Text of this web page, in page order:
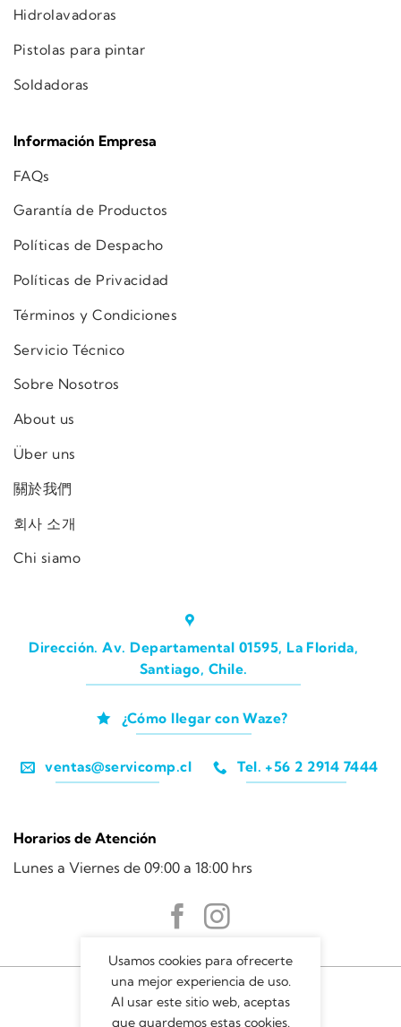
Hidrolavadoras
Pistolas para pintar
Soldadoras
Información Empresa
FAQs
Garantía de Productos
Políticas de Despacho
Políticas de Privacidad
Términos y Condiciones
Servicio Técnico
Sobre Nosotros
About us
Über uns
關於我們
회사 소개
Chi siamo
Dirección. Av. Departamental 01595, La Florida,
Santiago, Chile.
¿Cómo llegar con Waze?
ventas@servicomp.cl Tel. +56 2 2914 7444
Horarios de Atención
Lunes a Viernes de 09:00 a 18:00 hrs
Usamos cookies para ofrecerte
una mejor experiencia de uso.
Al usar este sitio web, aceptas
que guardemos estas cookies.